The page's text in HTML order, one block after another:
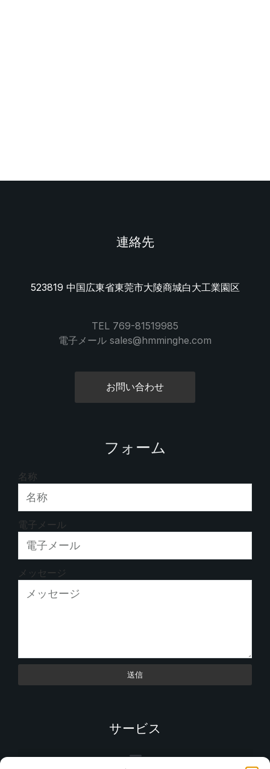
連絡先
523819 中国広東省東莞市大陵商城白大工業園区
TEL 769-81519985
電子メール sales@hmminghe.com
お問い合わせ
フォーム
名称
電子メール
メッセージ
送信
サービス